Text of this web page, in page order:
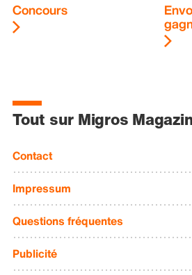
Concours
Tout sur Migros
Contact
Impressum
Questions fréquentes
Publicité